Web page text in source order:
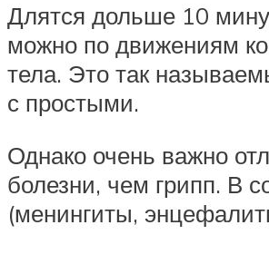
Длятся дольше 10
можно по движениям
тела. Это так
с простыми.
Однако очень важно
болезни, чем грипп. В
(менингиты,